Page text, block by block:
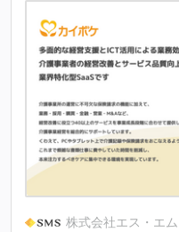
株式会社エス・エ